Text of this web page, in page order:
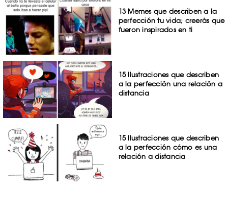
13 Memes que describen a la
perfección tu vida; creerás que
fueron inspirados en ti
15 Ilustraciones que describen
a la perfección una relación a
distancia
15 Ilustraciones que describen
a la perfección cómo es una
relación a distancia